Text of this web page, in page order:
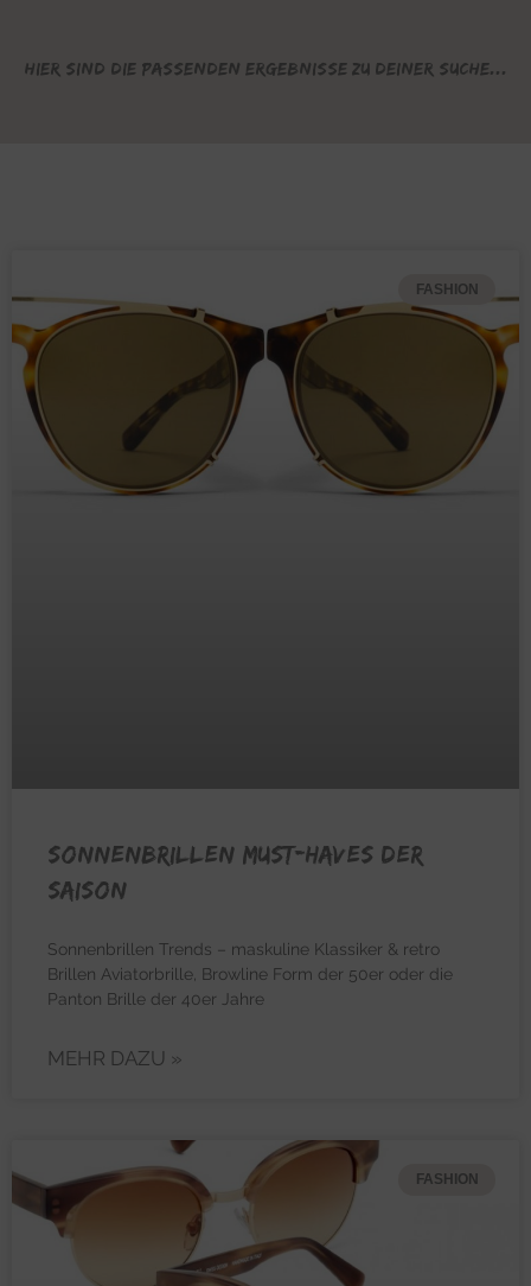
Hier sind die passenden Ergebnisse zu deiner Suche...
FASHION
Sonnenbrillen Must-Haves der
Saison
Sonnenbrillen Trends – maskuline Klassiker & retro
Brillen Aviatorbrille, Browline Form der 50er oder die
Panton Brille der 40er Jahre
MEHR DAZU »
FASHION